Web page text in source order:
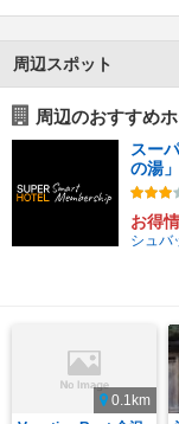
周辺スポット
周辺のおすすめ
スー
の湯」
お得
シュ
0.1km